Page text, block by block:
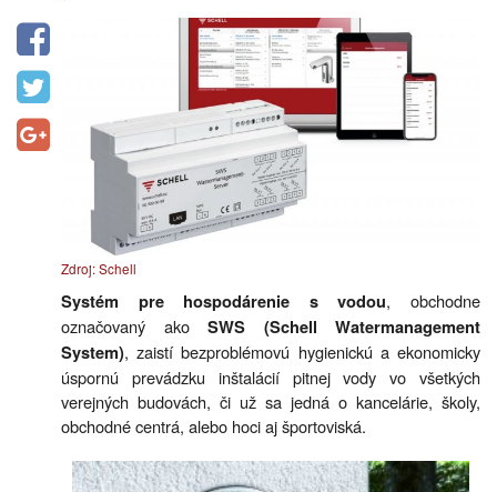
Zdroj: Schell
Systém pre hospodárenie s vodou, obchodne
označovaný ako SWS (Schell Watermanagement
System), zaistí bezproblémovú hygienickú a ekonomicky
úspornú prevádzku inštalácií pitnej vody vo všetkých
verejných budovách, či už sa jedná o kancelárie, školy,
obchodné centrá, alebo hoci aj športoviská.